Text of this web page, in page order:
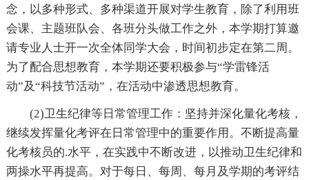
念，以多种形式、多种渠道开展对学生教育，除了利用班
会课、主题班队会、各班分头做工作之外，本学期打算邀
请专业人士开一次全体同学大会，时间初步定在第二周。
为了配合思想教育，本学期还要积极参与“学雷锋活
动”及“科技节活动”，在活动中渗透思想教育。
(2)卫生纪律等日常管理工作：坚持并深化量化考核，
继续发挥量化考评在日常管理中的重要作用。不断提高量
化考核员的.水平，在实践中不断改进，以推动卫生纪律和
两操水平再提高。对于每日、每周、每月及学期的考评结